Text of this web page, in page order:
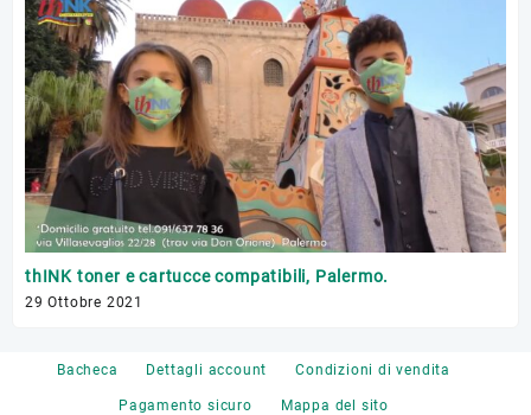
thINK toner e cartucce compatibili, Palermo.
29 Ottobre 2021
Bacheca Dettagli account Condizioni di vendita
Pagamento sicuro Mappa del sito